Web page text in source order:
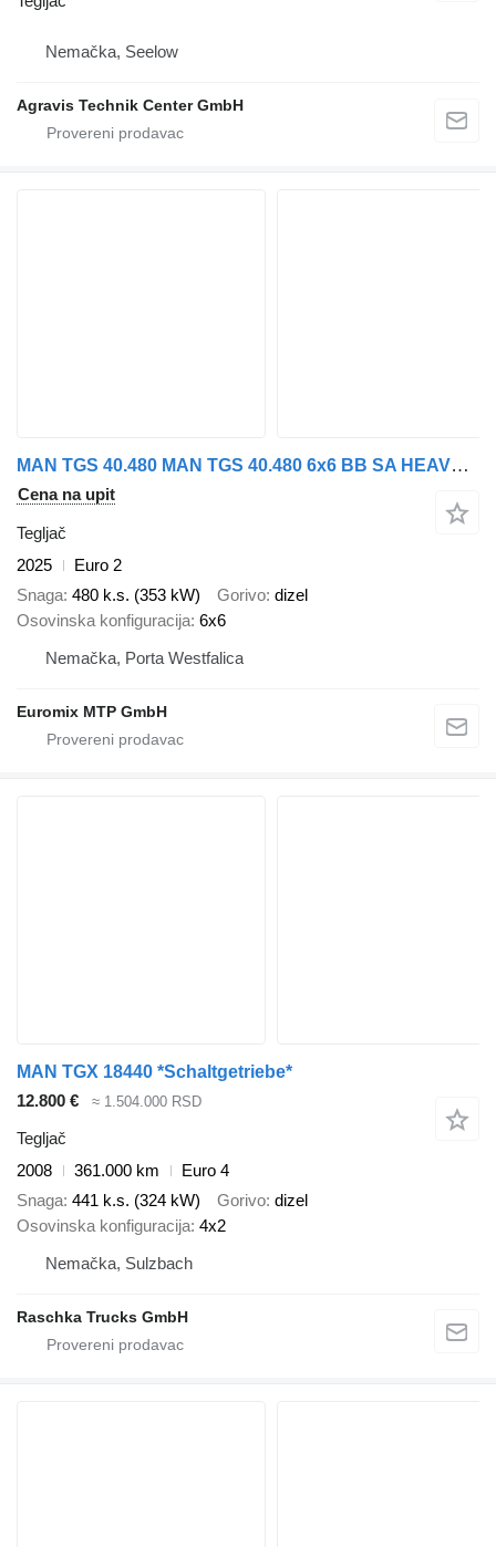
Nemačka, Seelow
Agravis Technik Center GmbH
MAN TGS 40.480 MAN TGS 40.480 6x6 BB SA HEAVY DUTY TRACTOR 220 Ton
Cena na upit
Tegljač
2025
Euro 2
Snaga 480 k.s. (353 kW) Gorivo dizel
Osovinska konfiguracija 6x6
Nemačka, Porta Westfalica
Euromix MTP GmbH
MAN TGX 18440 *Schaltgetriebe*
12.800 €
≈ 1.504.000 RSD
Tegljač
2008
361.000 km
Euro 4
Snaga 441 k.s. (324 kW) Gorivo dizel
Osovinska konfiguracija 4x2
Nemačka, Sulzbach
Raschka Trucks GmbH